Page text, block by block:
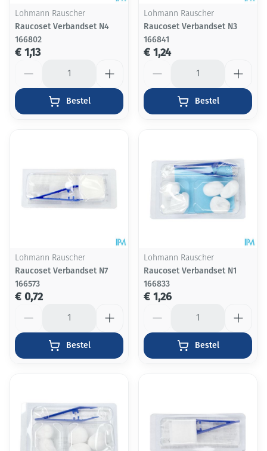
Lohmann Rauscher
Raucoset Verbandset N4
166802
€ 1,13
Bestel
Lohmann Rauscher
Raucoset Verbandset N3
166841
€ 1,24
Bestel
Lohmann Rauscher
Raucoset Verbandset N7
166573
€ 0,72
Bestel
Lohmann Rauscher
Raucoset Verbandset N1
166833
€ 1,26
Bestel